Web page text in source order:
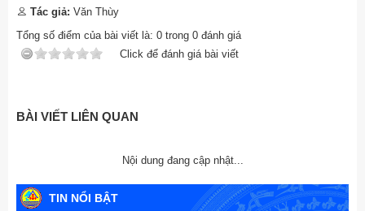
Tác giả: Văn Thùy
Tổng số điểm của bài viết là: 0 trong 0 đánh giá
Click để đánh giá bài viết
BÀI VIẾT LIÊN QUAN
Nội dung đang cập nhật...
TIN NỔI BẬT